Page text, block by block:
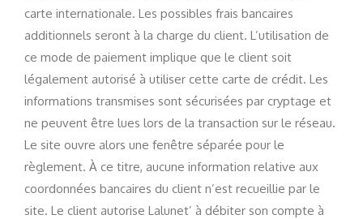
carte internationale. Les possibles frais bancaires
additionnels seront à la charge du client. L’utilisation de
ce mode de paiement implique que le client soit
légalement autorisé à utiliser cette carte de crédit. Les
informations transmises sont sécurisées par cryptage et
ne peuvent être lues lors de la transaction sur le réseau.
Le site ouvre alors une fenêtre séparée pour le
règlement. À ce titre, aucune information relative aux
coordonnées bancaires du client n’est recueillie par le
site. Le client autorise Lalunet’ à débiter son compte à